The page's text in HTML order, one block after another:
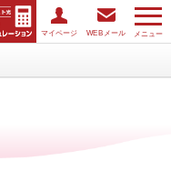
メニュー
マイページ WEBメール